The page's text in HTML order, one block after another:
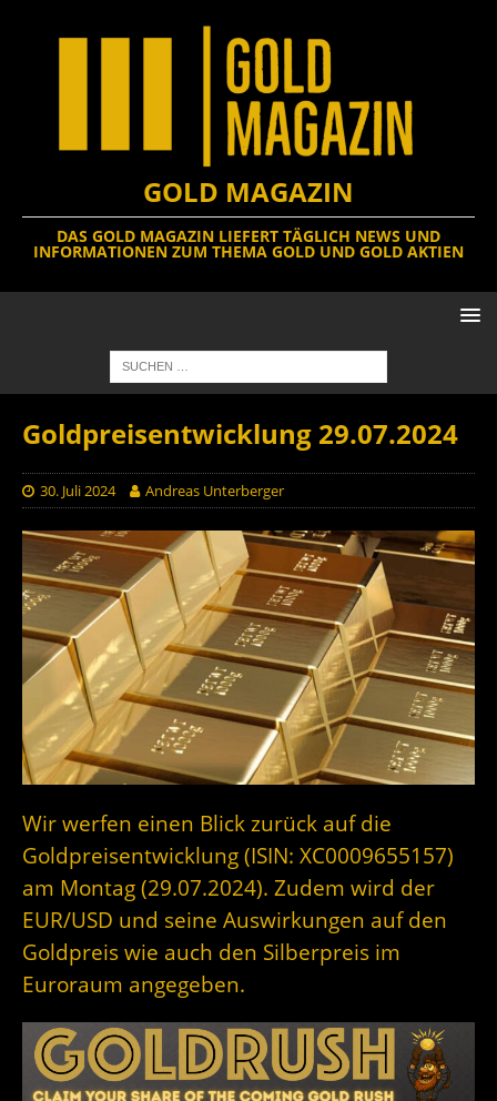
GOLD MAGAZIN
DAS GOLD MAGAZIN LIEFERT TÄGLICH NEWS UND
INFORMATIONEN ZUM THEMA GOLD UND GOLD AKTIEN
Goldpreisentwicklung 29.07.2024
30. Juli 2024 Andreas Unterberger
Wir werfen einen Blick zurück auf die
Goldpreisentwicklung (ISIN: XC0009655157)
am Montag (29.07.2024). Zudem wird der
EUR/USD und seine Auswirkungen auf den
Goldpreis wie auch den Silberpreis im
Euroraum angegeben.